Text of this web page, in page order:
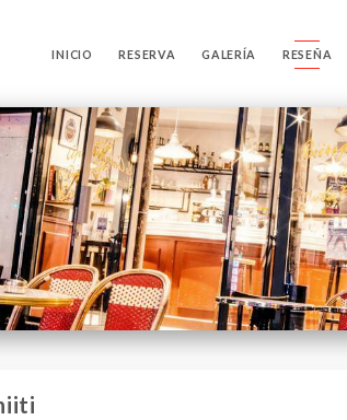
INICIO RESERVA GALERÍA RESEÑA